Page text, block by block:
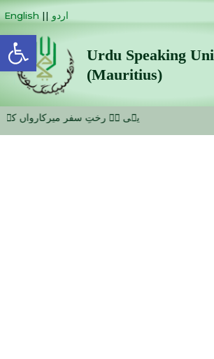
Open toolbar
English || اردو
Urdu Speaking
(Mauritius)
یہی ہے رختِ سفر میرِکارواں کے